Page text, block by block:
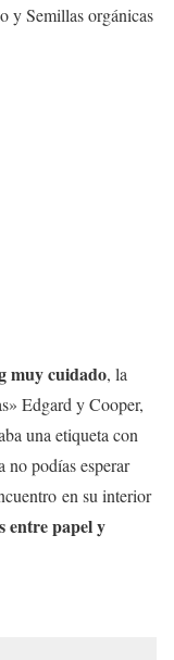
y Semillas orgánicas
muy cuidado, la
Edgard y Cooper,
una etiqueta con
no podías esperar
en su interior
entre papel y